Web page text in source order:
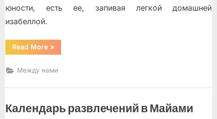
юности, есть ее, запивая легкой домашней
изабеллой.
Read More“Неюбилейное”
»
Между нами
Календарь развлечений в Майами